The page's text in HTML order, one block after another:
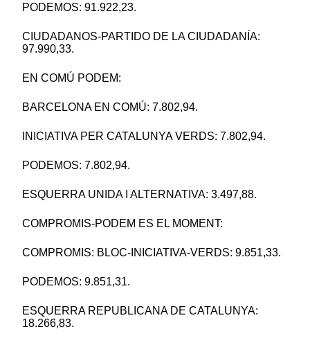
PODEMOS: 91.922,23.
CIUDADANOS-PARTIDO DE LA CIUDADANÍA:
97.990,33.
EN COMÚ PODEM:
BARCELONA EN COMÚ: 7.802,94.
INICIATIVA PER CATALUNYA VERDS: 7.802,94.
PODEMOS: 7.802,94.
ESQUERRA UNIDA I ALTERNATIVA: 3.497,88.
COMPROMIS-PODEM ES EL MOMENT:
COMPROMIS: BLOC-INICIATIVA-VERDS: 9.851,33.
PODEMOS: 9.851,31.
ESQUERRA REPUBLICANA DE CATALUNYA:
18.266,83.